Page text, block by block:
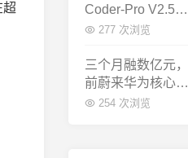
超
Coder-Pro V2.5：
首个能端到端跑通
编程模型
277 次浏览
三个月融数亿元，
前蔚来华为核心成
员联手创立日冕开
254 次浏览